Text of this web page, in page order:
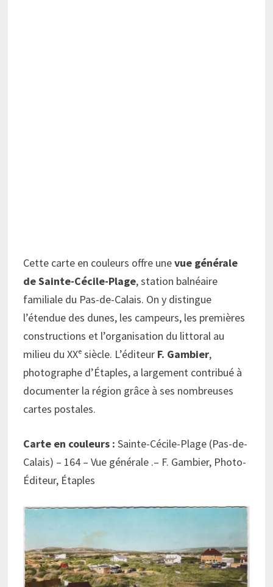
Cette carte en couleurs offre unevue générale
de Sainte-Cécile-Plage, station balnéaire
familiale du Pas-de-Calais. On y distingue
l’étendue des dunes, les campeurs, les premières
constructions et l’organisation du littoral au
milieu du XXᵉ siècle. L’éditeur F. Gambier,
photographe d’Étaples, a largement contribué à
documenter la région grâce à ses nombreuses
cartes postales.
Carte en couleurs : Sainte-Cécile-Plage (Pas-de-
Calais) – 164 – Vue générale .– F. Gambier, Photo-
Éditeur, Étaples